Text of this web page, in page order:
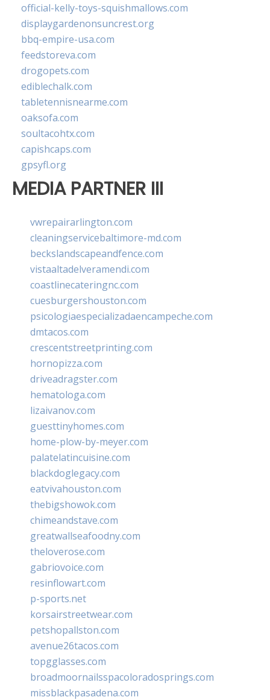
official-kelly-toys-squishmallows.com
displaygardenonsuncrest.org
bbq-empire-usa.com
feedstoreva.com
drogopets.com
ediblechalk.com
tabletennisnearme.com
oaksofa.com
soultacohtx.com
capishcaps.com
gpsyfl.org
MEDIA PARTNER III
vwrepairarlington.com
cleaningservicebaltimore-md.com
beckslandscapeandfence.com
vistaaltadelveramendi.com
coastlinecateringnc.com
cuesburgershouston.com
psicologiaespecializadaencampeche.com
dmtacos.com
crescentstreetprinting.com
hornopizza.com
driveadragster.com
hematologa.com
lizaivanov.com
guesttinyhomes.com
home-plow-by-meyer.com
palatelatincuisine.com
blackdoglegacy.com
eatvivahouston.com
thebigshowok.com
chimeandstave.com
greatwallseafoodny.com
theloverose.com
gabriovoice.com
resinflowart.com
p-sports.net
korsairstreetwear.com
petshopallston.com
avenue26tacos.com
topgglasses.com
broadmoornailsspacoloradosprings.com
missblackpasadena.com